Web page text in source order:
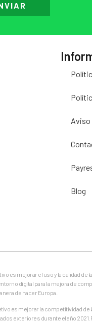
Aviso
Blog
es mejorar el uso y la calidad
digital para la mejora de
de hacer Europa.
es mejorar la competitividad
exteriores durante el año 2021.